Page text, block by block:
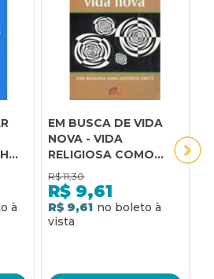
EM BUSCA DE VIDA
NOVA - VIDA
RELIGIOSA COMO
EXIGENCIA.. - 2ª
R$ 11,30
R$ 9,61
R$ 9,61